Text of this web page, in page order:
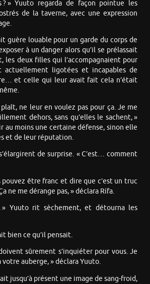
? » Yuuto regarda de façon pointue les
de la taverne, avec une expression
guère louable pour un garde du corps de
à un danger alors qu’il se prélassait
les deux filles qui l’accompagnaient pour
actuellement ligotées et incapables de
et celle qui leur avait fait cela n’était
plaît, ne leur en voulez pas pour ça. Je me
dehors, sans qu’elles le sachent, »
au moins une certaine défense, sinon elle
et de leur réputation.
de surprise. « C’est… comment
pouvez être franc et dire que c’est un truc
ne me dérange pas, » déclara Rífa.
» Yuuto rit sèchement, et détourna les
bien ce qu’il pensait.
sûrement s’inquiéter pour vous. Je
votre auberge, » déclara Yuuto.
jusqu’à présent une image de sang-froid,